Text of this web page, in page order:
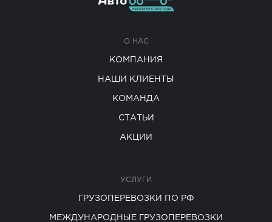
О НАС
КОМПАНИЯ
НАШИ КЛИЕНТЫ
КОМАНДА
СТАТЬИ
АКЦИИ
УСЛУГИ
ГРУЗОПЕРЕВОЗКИ ПО РФ
МЕЖДУНАРОДНЫЕ ГРУЗОПЕРЕВОЗКИ